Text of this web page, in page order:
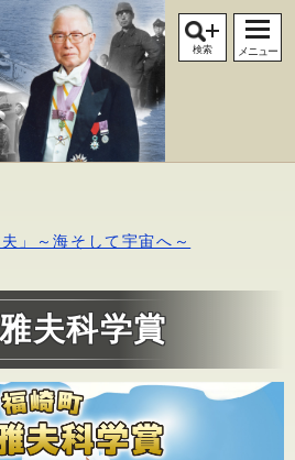
検索 メニュー
」～海そして宇宙へ～
夫科学賞